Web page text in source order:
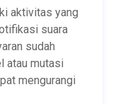
aktivitas yang
suara
sudah
atau mutasi
mengurangi